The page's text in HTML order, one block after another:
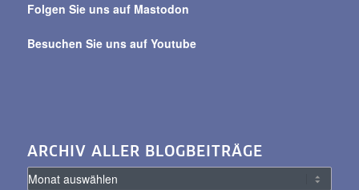
Folgen Sie uns auf Mastodon
Besuchen Sie uns auf Youtube
ARCHIV ALLER BLOGBEITRÄGE